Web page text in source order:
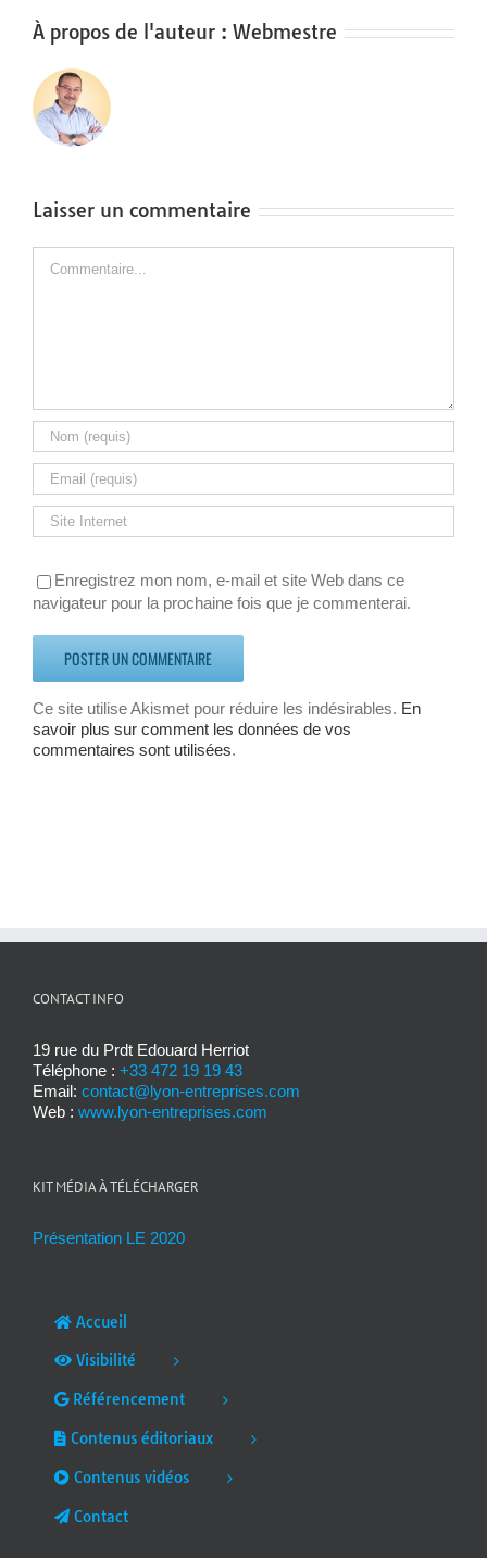
À propos de l'auteur : Webmestre
Laisser un commentaire
Enregistrez mon nom, e-mail et site Web dans ce
navigateur pour la prochaine fois que je commenterai.
Ce site utilise Akismet pour réduire les indésirables. En
savoir plus sur comment les données de vos
commentaires sont utilisées.
CONTACT INFO
19 rue du Prdt Edouard Herriot
Téléphone : +33 472 19 19 43
Email: contact@lyon-entreprises.com
Web : www.lyon-entreprises.com
KIT MÉDIA À TÉLÉCHARGER
Présentation LE 2020
Accueil
Visibilité
Référencement
Contenus éditoriaux
Contenus vidéos
Contact